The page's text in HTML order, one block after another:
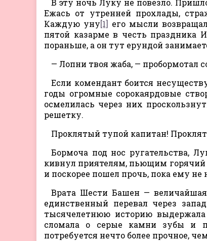
В эту ночь Луку не повезло.
Ежась от утренней прохлады,
Каждую уну[1] его мысли
пятой казарме в честь праздника
пораньше, а он тут ерундой
— Лопни твоя жаба, —
Если комендант боится
годы огромные сорокаярдовые
осмелилась через них
решетку.
Проклятый тупой капитан!
Бормоча под нос ругательства,
кивнул приятелям, пьющим
и поскорее пошел прочь, пока ему
Врата Шести Башен —
единственный перевал через
тысячелетнюю историю
сломала о серые камни зубы и
потребуется нечто более прочное,